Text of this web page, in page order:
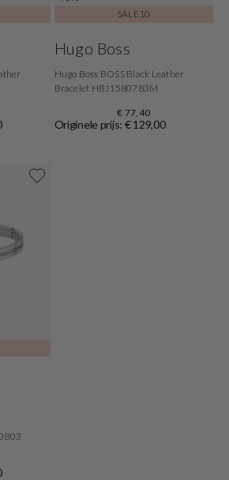
SALE10
Hugo Boss
Hugo Boss BOSS Black Leather
Bracelet HBJ1580783M
€ 77,40
Originele prijs: € 129,00